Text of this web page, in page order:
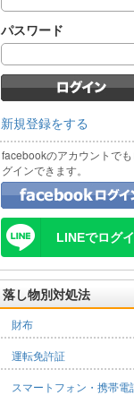
パスワード
新規登録をする
facebookのアカウントでも
グインできます。
LINEでログ
落し物別対処法
財布
運転免許証
スマートフォン・携帯電